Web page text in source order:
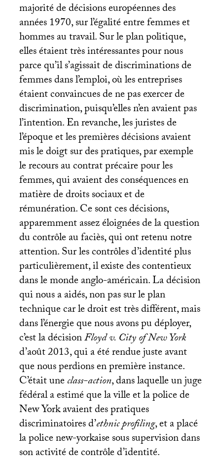
majorité de décisions européennes des
années 1970, sur l’égalité entre femmes et
hommes au travail. Sur le plan politique,
elles étaient très intéressantes pour nous
parce qu’il s’agissait de discriminations de
femmes dans l’emploi, où les entreprises
étaient convaincues de ne pas exercer de
discrimination, puisqu’elles n’en avaient pas
l’intention. En revanche, les juristes de
l’époque et les premières décisions avaient
mis le doigt sur des pratiques, par exemple
le recours au contrat précaire pour les
femmes, qui avaient des conséquences en
matière de droits sociaux et de
rémunération. Ce sont ces décisions,
apparemment assez éloignées de la question
du contrôle au faciès, qui ont retenu notre
attention. Sur les contrôles d’identité plus
particulièrement, il existe des contentieux
dans le monde anglo-américain. La décision
qui nous a aidés, non pas sur le plan
technique car le droit est très différent, mais
dans l’énergie que nous avons pu déployer,
c’est la décisionFloyd v. City of New York
d’août 2013, qui a été rendue juste avant
que nous perdions en première instance.
C’était uneclass-action, dans laquelle un juge
fédéral a estimé que la ville et la police de
New York avaient des pratiques
discriminatoires d’ethnic profiling, et a placé
la police new-yorkaise sous supervision dans
son activité de contrôle d’identité.